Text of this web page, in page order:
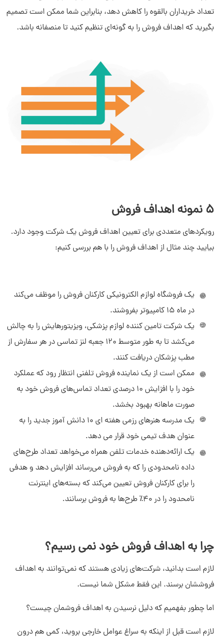
تعداد خریداران بالقوه را کاهش دهد، بنابراین شما ممکن است تصمیم
بگیرید که اهداف فروش را به گونه‌ای تنظیم کنید تا منصفانه باشد.
5 نمونه اهداف فروش
رویکردهای متعددی برای تعیین اهداف فروش یک شرکت وجود دارد.
بیایید چند مثال از اهداف فروش را با هم بررسی کنیم:
یک فروشگاه لوازم الکترونیکی کارکنان فروش را موظف می‌کند
در ماه 15 کامپیوتر بفروشند.
یک شرکت تامین کننده لوازم پزشکی، ویزیتورهایش را به چالش
می‌کشد تا به طور متوسط 120 جعبه لنز تماسی در هر سفارش از
مطب پزشکان دریافت کنند.
ممکن است از یک نماینده فروش تلفنی انتظار رود که عملکرد
خود را با افزایش 10 درصدی تعداد تماس‌های فروش خود به
صورت ماهانه بهبود بخشد.
یک مدرسه هنرهای رزمی هفته ای 10 دانش آموز جدید را به
عنوان هدف تیمی خود قرار می دهد.
یک ارائه‌دهنده خدمات تلفن همراه می‌خواهد تعداد طرح‌های
داده نامحدودی را که به فروش می‌رساند افزایش دهد و هدفی
را برای کارکنان فروش تعیین می‌کند که بسته‌های اینترنت
نامحدود را در ۴۰٪ طرح‌ها به فروش برسانند.
چرا به اهداف فروش خود نمی رسیم؟
لازم است بدانید، شرکت‌های زیادی هستند که نمی‌توانند به اهداف
فروششان برسند. این فقط مشکل شما نیست.
اما چطور بفهمیم که دلیل نرسیدن به اهداف فروشمان چیست؟
لازم است قبل از اینکه به سراغ عوامل خارجی بروید، کمی هم درون